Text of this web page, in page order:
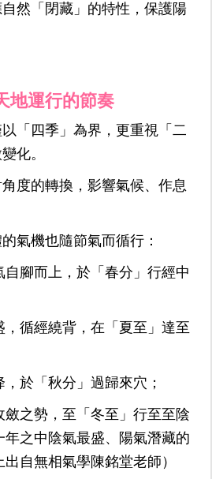
然「閉藏」的特性，保護陽
地運行的節奏
「四季」為界，更重視「二
化。
度的轉換，影響氣候、作息
氣機也隨節氣而循行：
自腳而上，於「春分」行經中
，循經繞背，在「夏至」達至
於「秋分」過歸來穴；
斂之勢，至「冬至」行至至陰
之中陰氣最盛、陽氣潛藏的
自無相氣學陳銘堂老師）